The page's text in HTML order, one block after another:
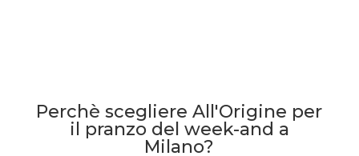
Perchè scegliere All'Origine per
il pranzo del week-and a
Milano?